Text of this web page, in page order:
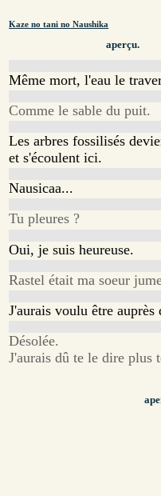
Kaze no tani no Naushika
aperçu.
Même mort, l'eau le
Comme le sable du puit.
Les arbres fossilisés
et s'écoulent ici.
Nausicaa...
Tu pleures ?
Oui, je suis heureuse.
Rastel était ma soeur
J'aurais voulu être auprès
Désolée.
J'aurais dû te le dire plus